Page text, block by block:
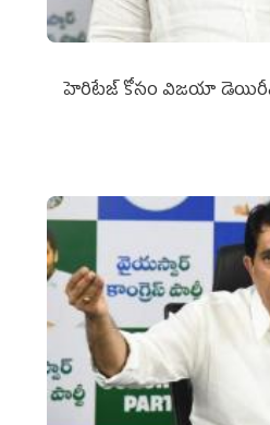
హెరిటేజ్ కోసం విజయా డెయిరీని